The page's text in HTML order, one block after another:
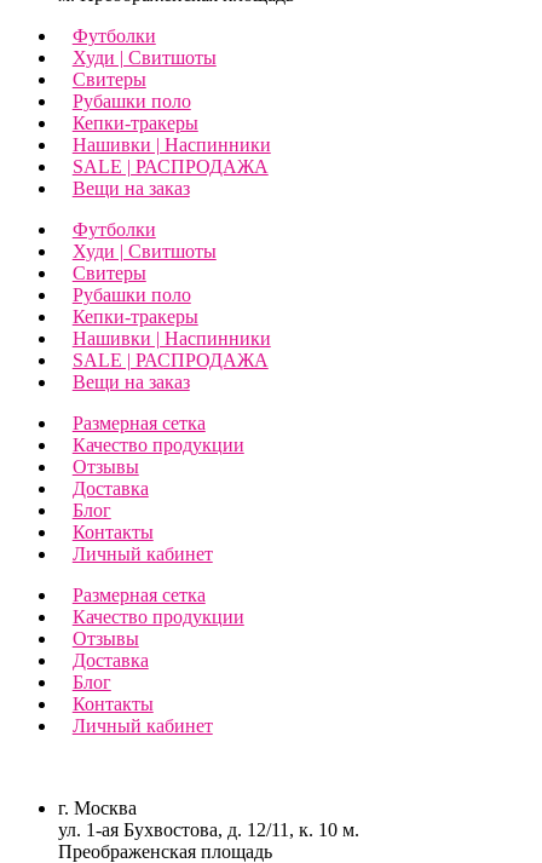
Футболки
Худи | Свитшоты
Свитеры
Рубашки поло
Кепки-тракеры
Нашивки | Наспинники
SALE | РАСПРОДАЖА
Вещи на заказ
Футболки
Худи | Свитшоты
Свитеры
Рубашки поло
Кепки-тракеры
Нашивки | Наспинники
SALE | РАСПРОДАЖА
Вещи на заказ
Размерная сетка
Качество продукции
Отзывы
Доставка
Блог
Контакты
Личный кабинет
Размерная сетка
Качество продукции
Отзывы
Доставка
Блог
Контакты
Личный кабинет
г. Москва
ул. 1-ая Бухвостова, д. 12/11, к. 10 м.
Преображенская площадь